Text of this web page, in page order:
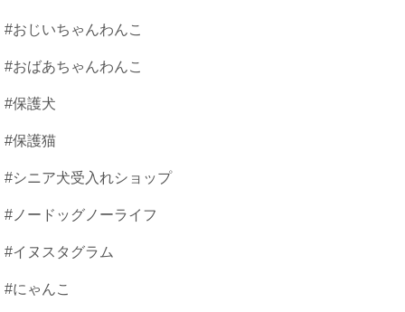
#おじいちゃんわんこ
#おばあちゃんわんこ
#保護犬
#保護猫
#シニア犬受入れショップ
#ノードッグノーライフ
#イヌスタグラム
#にゃんこ